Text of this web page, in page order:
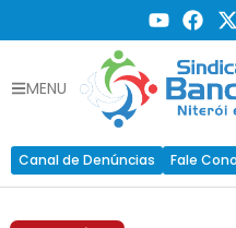
MENU
Canal de Denúncias Fale